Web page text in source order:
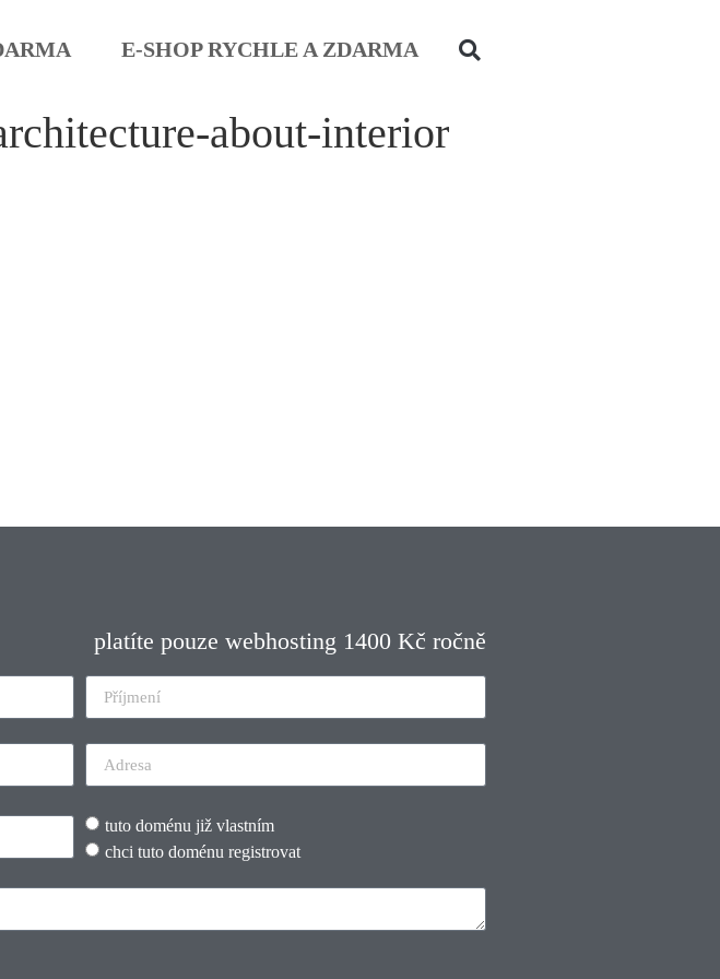
E-SHOP RYCHLE A ZDARMA
about-interior
platíte pouze webhosting 1400 Kč ročně
tuto doménu již vlastním
chci tuto doménu registrovat